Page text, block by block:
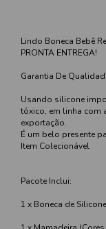
Lindo Boneca Bebê
PRONTA ENTREGA!
Garantia De
Usando silicone
tóxico, em linha com
exportação.
É um belo presente
Item Colecionável
Pacote Inclui:
1 x Boneca de